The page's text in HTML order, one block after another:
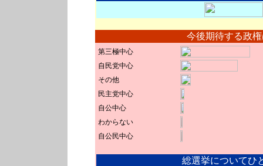
今後期待する政
第三極中心
自民党中心
その他
民主党中心
自公中心
わからない
自公民中心
総選挙についてひ